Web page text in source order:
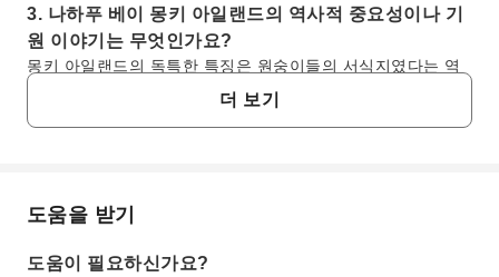
3. 나하푸 베이 몽키 아일랜드의 역사적 중요성이나 기
원 이야기는 무엇인가요?
몽키 아일랜드의 독특한 특징은 원숭이들의 서식지였다는 역
사에서 비롯됩니다. 초기에는 다양한 종류의 원숭이, 특히 마
카크 원숭이의 재활 및 번식 센터로 사용되었습니다. 시간이
지나면서 번성한 원숭이 개체 수가 이 섬을 생태 관광지로 변
4. 몽키 아일랜드에서 어떤 야생동물 관찰 및 교감 경험
더 보기
자주 묻는 질문
도움을 받기
도움이 필요하신가요?